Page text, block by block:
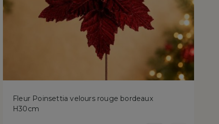
Fleur Poinsettia velours rouge bordeaux
H30cm